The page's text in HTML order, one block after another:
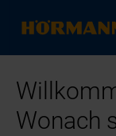
Wonach